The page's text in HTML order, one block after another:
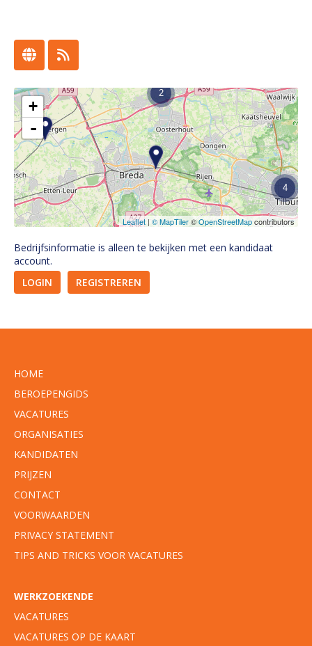
4
2
+
-
Leaflet | © MapTiler©OpenStreetMapcontributors
Bedrijfsinformatie is alleen te bekijken met een kandidaat
account.
LOGIN
REGISTREREN
HOME
BEROEPENGIDS
VACATURES
ORGANISATIES
KANDIDATEN
PRIJZEN
CONTACT
VOORWAARDEN
PRIVACY STATEMENT
TIPS AND TRICKS VOOR VACATURES
WERKZOEKENDE
VACATURES
VACATURES OP DE KAART